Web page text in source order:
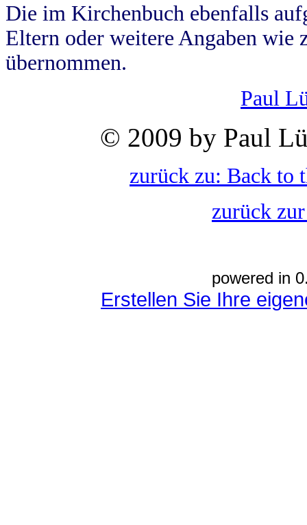
Die im Kirchenbuch ebenfalls
Eltern oder weitere Angaben wie
übernommen.
Paul
© 2009 by Paul
zurück zu: Back to
zurück
powered in
Erstellen Sie Ihre